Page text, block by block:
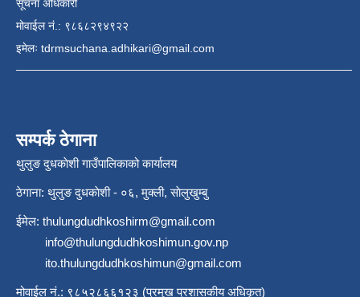
सूचना अधिकारी
मोवाईल नं.: ९८६८२९४९२२
इमेलः tdrmsuchana.adhikari@gmail.com
सम्पर्क ठेगाना
थुलुङ दुधकाेशी गाउँपालिकाको कार्यालय
ठेगाना: थुलुङ दुधकाेशी - ०६, मुक्ली, साेलुखुम्बु
ईमेल: thulungdudhkoshirm@gmail.com
info@thulungdudhkoshimun.gov.np
ito.thulungdudhkoshimun@gmail.com
मोवाईल नं.: ९८५२८६६१२३ (प्रमुख प्रशासकीय अधिकृत)